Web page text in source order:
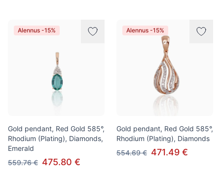
Alennus -15%
Gold pendant, Red Gold 585°,
Rhodium (Plating), Diamonds,
Emerald
559.76 € 475.80 €
Alennus -15%
Gold pendant, Red Gold 585°,
Rhodium (Plating), Diamonds
554.69 € 471.49 €